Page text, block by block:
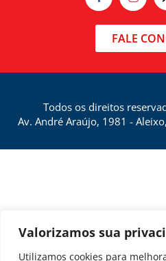
Valorizamos sua
Utilizamos cookies para
FALE
Todos os direitos
Av. André Araújo, 1981 -